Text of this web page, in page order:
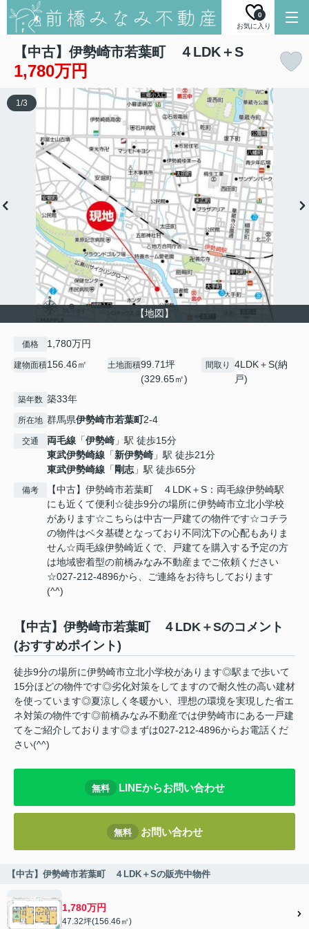
お気に入り
0
【中古】伊勢崎市若葉町 ４LDK＋S
1,780万円
【地図】
1/3
価格 1,780万円
建物面積156.46㎡ 土地面積99.71坪
(329.65㎡)
間取り
4LDK＋S(納
戸)
築年数 築33年
所在地 群馬県伊勢崎市若葉町2-4
交通 両毛線 「伊勢崎 」駅 徒歩15分
東武伊勢崎線 「新伊勢崎 」駅 徒歩21分
東武伊勢崎線 「 剛志」駅 徒歩65分
備考
【中古】伊勢崎市若葉町 ４LDK＋S：両毛線伊勢崎駅
にも近くて便利☆徒歩9分の場所に伊勢崎市立北小学校
があります☆こちらは中古一戸建ての物件です☆コチラ
の物件はベタ基礎となっており不同沈下の心配もありま
せん☆両毛線伊勢崎近くで、戸建てを購入する予定の方
は地域密着型の前橋みなみ不動産までご依頼ください
☆027-212-4896から、ご連絡をお待ちしております
(^^)
【中古】伊勢崎市若葉町 ４LDK＋Sのコメント
(おすすめポイント)
徒歩9分の場所に伊勢崎市立北小学校があります◎駅まで歩いて
15分ほどの物件です◎劣化対策をしてますので耐久性の高い建材
を使っています◎夏涼しく冬暖かい、理想の環境を実現した省エ
ネ対策の物件です◎前橋みなみ不動産では伊勢崎市にある一戸建
てをご紹介しております◎まずは027-212-4896からお電話くだ
さい(^^)
無料 LINEからお問い合わせ
無料 お問い合わせ
【中古】伊勢崎市若葉町 ４LDK＋Sの販売中物件
1,780万円
47.32坪(156.46㎡)